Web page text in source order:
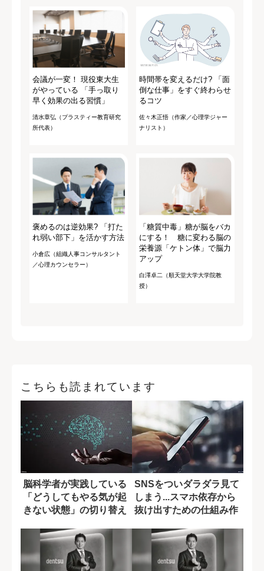
会議が一変！ 現役東大生
がやっている 「手っ取り
早く効果の出る習慣」
清水章弘（プラスティー教育研究
所代表）
時間帯を変えるだけ? 「面
倒な仕事」をすぐ終わらせ
るコツ
佐々木正悟（作家／心理学ジャー
ナリスト）
褒めるのは逆効果? 「打た
れ弱い部下」を活かす方法
小倉広（組織人事コンサルタント
／心理カウンセラー）
「糖質中毒」糖が脳をバカ
にする！ 糖に変わる脳の
栄養源「ケトン体」で脳力
アップ
白澤卓二（順天堂大学大学院教
授）
こちらも読まれています
脳科学者が実践している
「どうしてもやる気が起
きない状態」の切り替え
SNSをついダラダラ見て
しまう...スマホ依存から
抜け出すための仕組み作